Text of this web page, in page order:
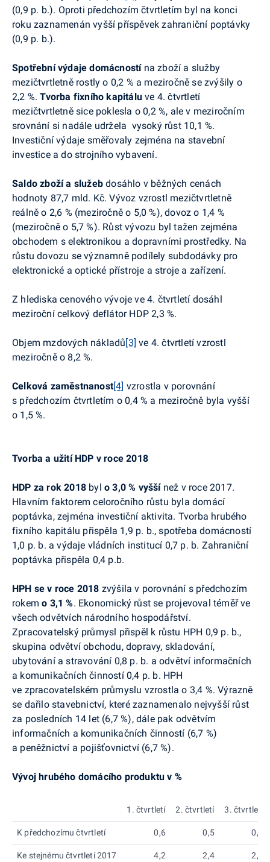
(0,9 p. b.). Oproti předchozím čtvrtletím byl na konci
roku zaznamenán vyšší příspěvek zahraniční poptávky
(0,9 p. b.).
Spotřební výdaje domácností na zboží a služby
mezičtvrtletněrostly o 0,2 % a meziročně se zvýšily o
2,2 %.Tvorba fixního kapitálu ve 4. čtvrtletí
mezičtvrtletněsice poklesla o 0,2 %, ale v meziročním
srovnání si nadále udržela vysoký růst 10,1 %.
Investiční výdaje směřovaly zejména na stavební
investice a do strojního vybavení.
Saldo zboží a služeb dosáhlo v běžných cenách
hodnoty 87,7 mld. Kč.Vývoz vzrostl mezičtvrtletně
reálně o 2,6 % (meziročně o 5,0 %), dovoz o 1,4 %
(meziročně o 5,7 %). Růst vývozu byl tažen zejména
obchodem s elektronikou a dopravními prostředky. Na
růstu dovozu se významně podílely subdodávky pro
elektronické a optické přístroje a stroje a zařízení.
Z hlediska cenového vývoje ve 4. čtvrtletí dosáhl
meziroční celkový deflátor HDP 2,3 %.
Objem mzdových nákladů[3] ve 4. čtvrtletí vzrostl
meziročně o 8,2 %.
Celková zaměstnanost[4] vzrostla v porovnání
s předchozím čtvrtletím o 0,4 % a meziročně byla vyšší
o 1,5 %.
Tvorba a užití HDP v roce 2018
HDP za rok 2018 byl o 3,0 % vyššínež v roce 2017.
Hlavním faktorem celoročního růstu byla domácí
poptávka, zejména investiční aktivita. Tvorba hrubého
fixního kapitálu přispěla 1,9 p. b., spotřeba domácností
1,0 p. b. a výdaje vládních institucí 0,7 p. b. Zahraniční
poptávka přispěla 0,4 p.b.
HPH se v roce 2018 zvýšila v porovnání s předchozím
rokemo 3,1 %. Ekonomický růst se projevoval téměř ve
všech odvětvích národního hospodářství.
Zpracovatelský průmysl přispěl k růstu HPH 0,9 p. b.,
skupina odvětví obchodu, dopravy, skladování,
ubytování a stravování 0,8 p. b. a odvětví informačních
a komunikačních činností 0,4 p. b. HPH
ve zpracovatelském průmyslu vzrostla o 3,4 %. Výrazně
se dařilo stavebnictví, které zaznamenalo nejvyšší růst
za posledních 14 let (6,7 %), dále pak odvětvím
informačních a komunikačních činností (6,7 %)
a peněžnictví a pojišťovnictví (6,7 %).
Vývoj hrubého domácího produktu v %
1. čtvrtletí 2. čtvrtletí 3. čtvrtletí
K předchozímu čtvrtletí 0,6 0,5 0,7
Ke stejnému čtvrtletí 2017 4,2 2,4 2,5